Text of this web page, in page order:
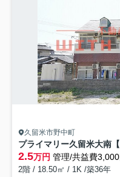
久留米市野中町
2.5万円 管理/共益費3,000
2階 / 18.50㎡ / 1K /築36年